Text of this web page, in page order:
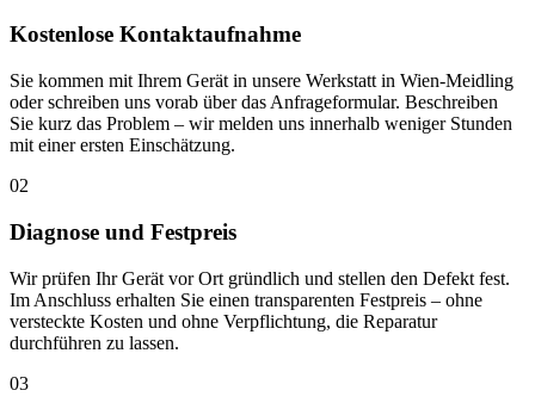
Kostenlose Kontaktaufnahme
Sie kommen mit Ihrem Gerät in unsere Werkstatt in Wien-Meidling
oder schreiben uns vorab über das Anfrageformular. Beschreiben
Sie kurz das Problem – wir melden uns innerhalb weniger Stunden
mit einer ersten Einschätzung.
02
Diagnose und Festpreis
Wir prüfen Ihr Gerät vor Ort gründlich und stellen den Defekt fest.
Im Anschluss erhalten Sie einen transparenten Festpreis – ohne
versteckte Kosten und ohne Verpflichtung, die Reparatur
durchführen zu lassen.
03